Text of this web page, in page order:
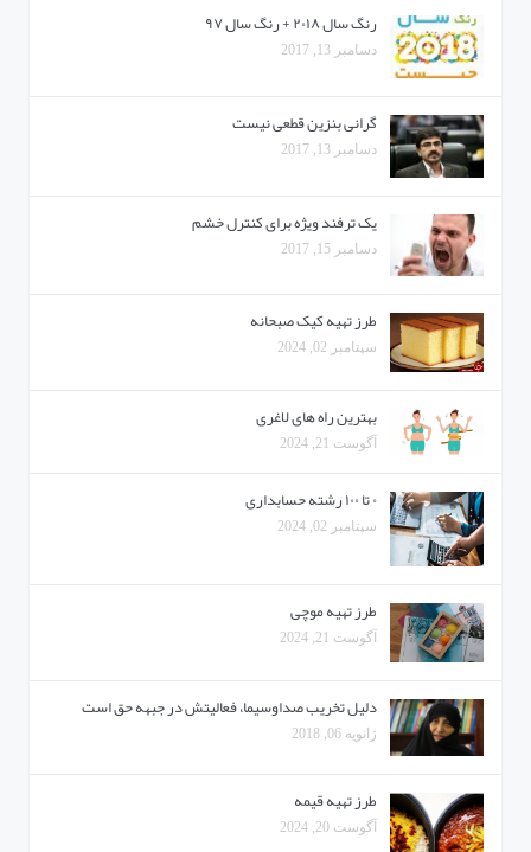
رنگ سال ۲۰۱۸ + رنگ سال ۹۷
دسامبر 13, 2017
گرانی بنزین قطعی نیست
دسامبر 13, 2017
یک ترفند ویژه برای کنترل خشم
دسامبر 15, 2017
طرز تهیه کیک صبحانه
سپتامبر 02, 2024
بهترین راه های لاغری
آگوست 21, 2024
۰ تا ۱۰۰ رشته حسابداری
سپتامبر 02, 2024
طرز تهیه موچی
آگوست 21, 2024
دلیل تخریب صداوسیما، فعالیتش در جبهه حق است
ژانویه 06, 2018
طرز تهیه قیمه
آگوست 20, 2024